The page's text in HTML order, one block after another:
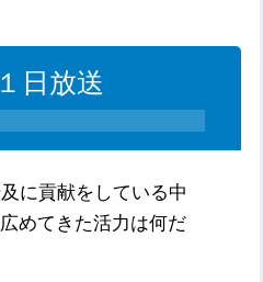
日放送
に貢献をしている中
めてきた活力は何だ